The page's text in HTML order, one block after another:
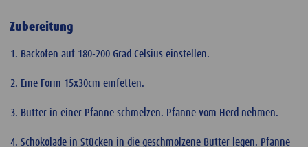
Zubereitung
Backofen auf 180-200 Grad Celsius einstellen.
Eine Form 15x30cm einfetten.
Butter in einer Pfanne schmelzen. Pfanne vom Herd nehmen.
Schokolade in Stücken in die geschmolzene Butter legen. Pfanne